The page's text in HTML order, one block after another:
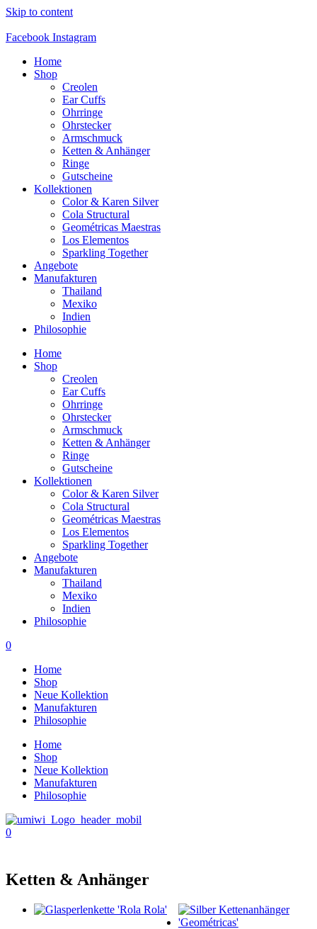
Skip to content
Facebook Instagram
Home
Shop
Creolen
Ear Cuffs
Ohrringe
Ohrstecker
Armschmuck
Ketten & Anhänger
Ringe
Gutscheine
Kollektionen
Color & Karen Silver
Cola Structural
Geométricas Maestras
Los Elementos
Sparkling Together
Angebote
Manufakturen
Thailand
Mexiko
Indien
Philosophie
Home
Shop
Creolen
Ear Cuffs
Ohrringe
Ohrstecker
Armschmuck
Ketten & Anhänger
Ringe
Gutscheine
Kollektionen
Color & Karen Silver
Cola Structural
Geométricas Maestras
Los Elementos
Sparkling Together
Angebote
Manufakturen
Thailand
Mexiko
Indien
Philosophie
0
Home
Shop
Neue Kollektion
Manufakturen
Philosophie
Home
Shop
Neue Kollektion
Manufakturen
Philosophie
0
Ketten & Anhänger